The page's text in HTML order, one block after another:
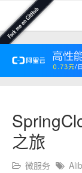
之旅
微服务